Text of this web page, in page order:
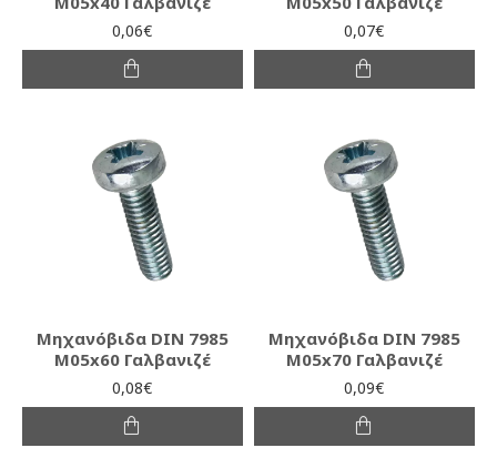
0,06€ 0,07€
Μηχανόβιδα DIN 7985
M05x60 Γαλβανιζέ
0,08€
Μηχανόβιδα DIN 7985
M05x70 Γαλβανιζέ
0,09€